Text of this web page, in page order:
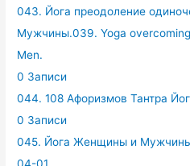
043. Йога преодоление
Мужчины.039. Yoga
Men.
0 Записи
044. 108 Афоризмов Тантра
0 Записи
045. Йога Женщины и
04-01